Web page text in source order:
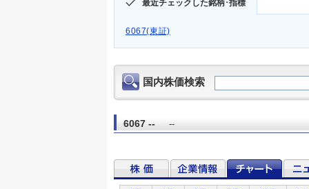
最近チェックした銘柄･指標
6067(東証)